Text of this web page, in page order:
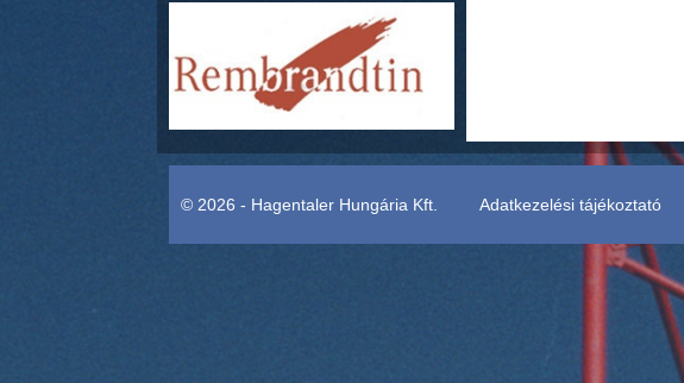
© 2026 - Hagentaler Hungária Kft. Adatkezelési tájékoztató